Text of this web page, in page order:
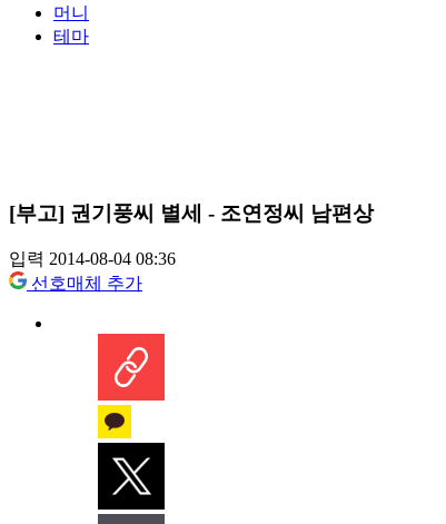
머니
테마
[부고] 권기풍씨 별세 - 조연정씨 남편상
입력 2014-08-04 08:36
선호매체 추가